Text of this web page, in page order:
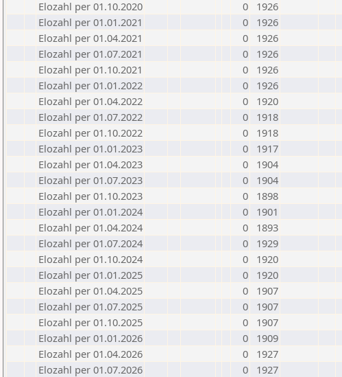
Elozahl per 01.10.2020
0
1926
Elozahl per 01.01.2021
0
1926
Elozahl per 01.04.2021
0
1926
Elozahl per 01.07.2021
0
1926
Elozahl per 01.10.2021
0
1926
Elozahl per 01.01.2022
0
1926
Elozahl per 01.04.2022
0
1920
Elozahl per 01.07.2022
0
1918
Elozahl per 01.10.2022
0
1918
Elozahl per 01.01.2023
0
1917
Elozahl per 01.04.2023
0
1904
Elozahl per 01.07.2023
0
1904
Elozahl per 01.10.2023
0
1898
Elozahl per 01.01.2024
0
1901
Elozahl per 01.04.2024
0
1893
Elozahl per 01.07.2024
0
1929
Elozahl per 01.10.2024
0
1920
Elozahl per 01.01.2025
0
1920
Elozahl per 01.04.2025
0
1907
Elozahl per 01.07.2025
0
1907
Elozahl per 01.10.2025
0
1907
Elozahl per 01.01.2026
0
1909
Elozahl per 01.04.2026
0
1927
Elozahl per 01.07.2026
0 1927